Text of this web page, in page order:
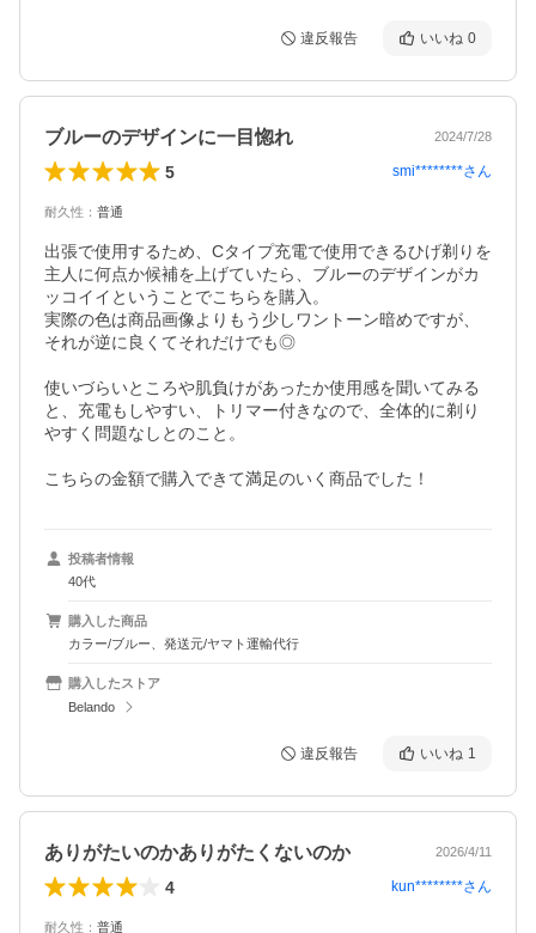
違反報告 いいね 0
ブルーのデザインに一目惚れ 2024/7/28
5 smi********さん
耐久性 ： 普通
出張で使用するため、Cタイプ充電で使用できるひげ剃りを
主人に何点か候補を上げていたら、ブルーのデザインがカ
ッコイイということでこちらを購入。
実際の色は商品画像よりもう少しワントーン暗めですが、
それが逆に良くてそれだけでも◎
使いづらいところや肌負けがあったか使用感を聞いてみる
と、充電もしやすい、トリマー付きなので、全体的に剃り
やすく問題なしとのこと。
投稿者情報
40代
購入した商品
カラー/ブルー、発送元/ヤマト運輸代行
購入したストア
Belando
違反報告 いいね 1
ありがたいのかありがたくないのか 2026/4/11
4 kun********さん
耐久性 ： 普通